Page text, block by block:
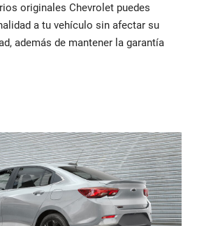
originales Chevrolet puedes
a tu vehículo sin afectar su
además de mantener la garantía